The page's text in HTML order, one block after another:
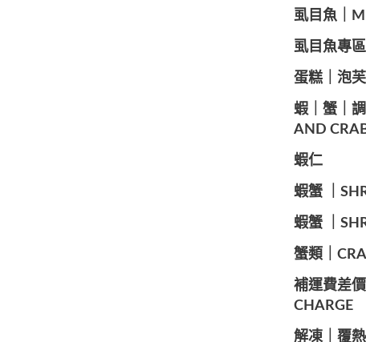
虱目魚｜
虱目魚專
️蛋糕｜泡芙
蝦｜蟹｜
AND
️蝦仁
蝦蟹 ｜
蝦蟹 ｜
蟹類｜
補運費差
CHARGE
解凍｜覆